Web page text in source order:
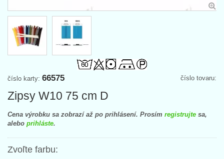
číslo tovaru:
číslo karty: 66575
Zipsy W10 75 cm D
Cena výrobku sa zobrazí až po prihlásení. Prosím registrujte sa,
alebo prihláste.
Zvoľte farbu: